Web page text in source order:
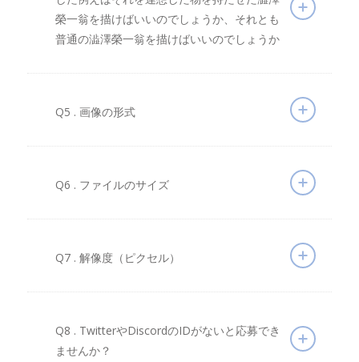
榮一翁を描けばいいのでしょうか、それとも
普通の澁澤榮一翁を描けばいいのでしょうか
Q5 . 画像の形式
Q6 . ファイルのサイズ
Q7 . 解像度（ピクセル）
Q8 . TwitterやDiscordのIDがないと応募でき
ませんか？